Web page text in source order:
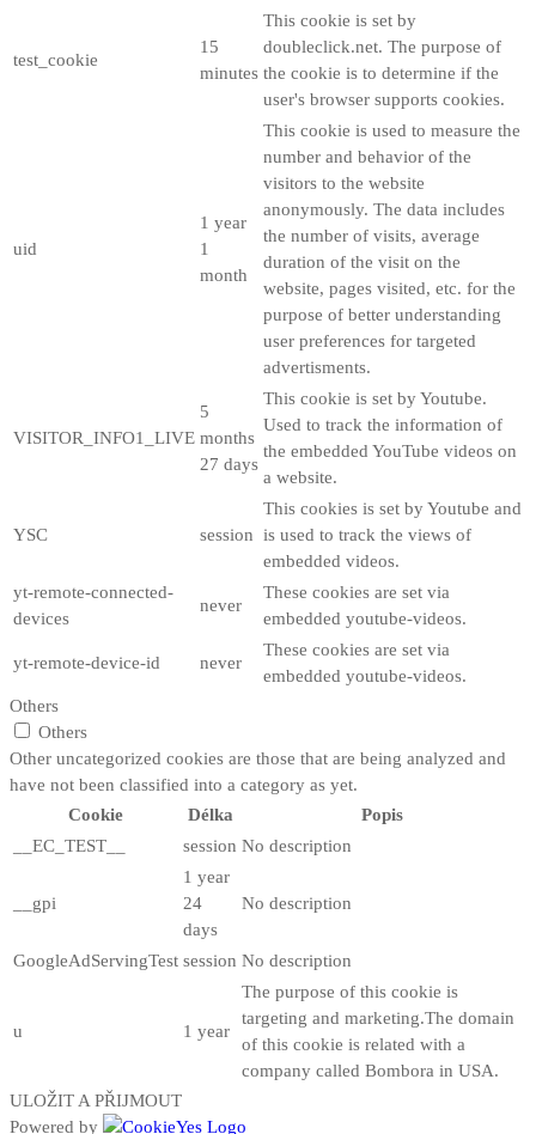
test_cookie
15
minutes
This cookie is set by
doubleclick.net. The purpose of
the cookie is to determine if the
user's browser supports cookies.
uid
1 year
1
month
This cookie is used to measure the
number and behavior of the
visitors to the website
anonymously. The data includes
the number of visits, average
duration of the visit on the
website, pages visited, etc. for the
purpose of better understanding
user preferences for targeted
advertisments.
VISITOR_INFO1_LIVE
5
months
27 days
This cookie is set by Youtube.
Used to track the information of
the embedded YouTube videos on
a website.
YSC session
This cookies is set by Youtube and
is used to track the views of
embedded videos.
yt-remote-connected-
devices
never
These cookies are set via
embedded youtube-videos.
yt-remote-device-id never
These cookies are set via
embedded youtube-videos.
Others
Others
Other uncategorized cookies are those that are being analyzed and
have not been classified into a category as yet.
Cookie
Délka
Popis
__EC_TEST__
session No description
__gpi
1 year
24
days
No description
GoogleAdServingTest session No description
u 1 year
The purpose of this cookie is
targeting and marketing.The domain
of this cookie is related with a
company called Bombora in USA.
ULOŽIT A PŘIJMOUT
Powered by